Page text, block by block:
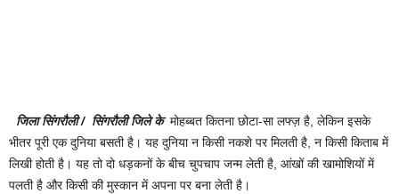
जिला सिंगरौली / सिंगरौली जिले के मोहब्बत कितना छोटा-सा लफ्ज़ है, लेकिन इसके
भीतर पूरी एक दुनिया बसती है। यह दुनिया न किसी नकशे पर मिलती है, न किसी किताब में
लिखी होती है। यह तो दो धड़कनों के बीच चुपचाप जन्म लेती है, आंखों की खामोशियों में
पलती है और किसी की मुस्कान में अपना पर बना लेती है।